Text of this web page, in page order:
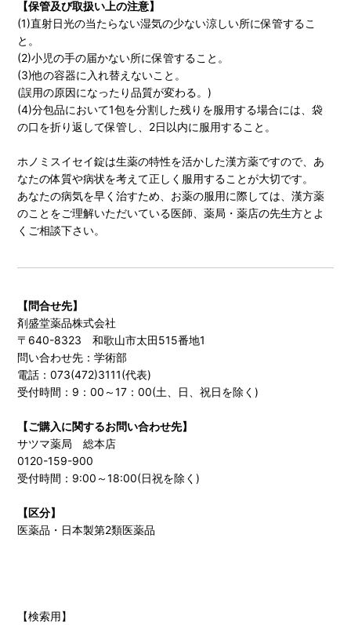
【保管及び取扱い上の注意】
(1)直射日光の当たらない湿気の少ない涼しい所に保管するこ
と。
(2)小児の手の届かない所に保管すること。
(3)他の容器に入れ替えないこと。
(誤用の原因になったり品質が変わる。)
(4)分包品において1包を分割した残りを服用する場合には、袋
の口を折り返して保管し、2日以内に服用すること。
ホノミスイセイ錠は生薬の特性を活かした漢方薬ですので、あ
なたの体質や病状を考えて正しく服用することが大切です。
あなたの病気を早く治すため、お薬の服用に際しては、漢方薬
のことをご理解いただいている医師、薬局・薬店の先生方とよ
くご相談下さい。
【問合せ先】
剤盛堂薬品株式会社
〒640-8323 和歌山市太田515番地1
問い合わせ先：学術部
電話：073(472)3111(代表)
受付時間：9：00～17：00(土、日、祝日を除く)
【ご購入に関するお問い合わせ先】
サツマ薬局 総本店
0120-159-900
受付時間：9:00～18:00(日祝を除く)
【区分】
医薬品・日本製第2類医薬品
【検索用】